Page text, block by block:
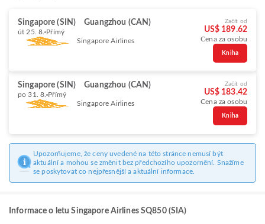
Singapore (SIN) Guangzhou (CAN)
út 25. 8. Přímý
Singapore Airlines
Začít od
US$ 189.62
Cena za osobu
Kniha
Singapore (SIN) Guangzhou (CAN)
po 31. 8. Přímý
Singapore Airlines
Začít od
US$ 183.42
Cena za osobu
Kniha
Upozorňujeme, že ceny uvedené na této stránce nemusí být
aktuální a mohou se změnit bez předchozího upozornění. Snažíme
se poskytovat co nejpřesnější a aktuální informace.
Informace o letu Singapore Airlines SQ850 (SIA)